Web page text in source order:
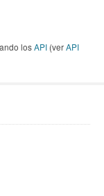
losAPI (verAPI